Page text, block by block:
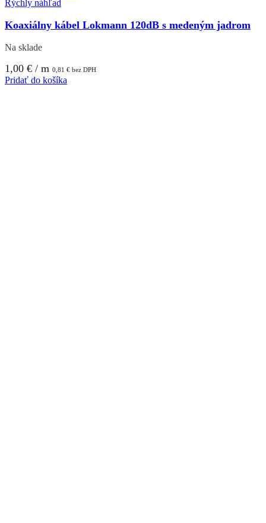
Rýchly náhľad
Koaxiálny kábel Lokmann 120dB s medeným jadrom
Na sklade
1,00 € / m 0,81 € bez DPH
Pridať do košíka